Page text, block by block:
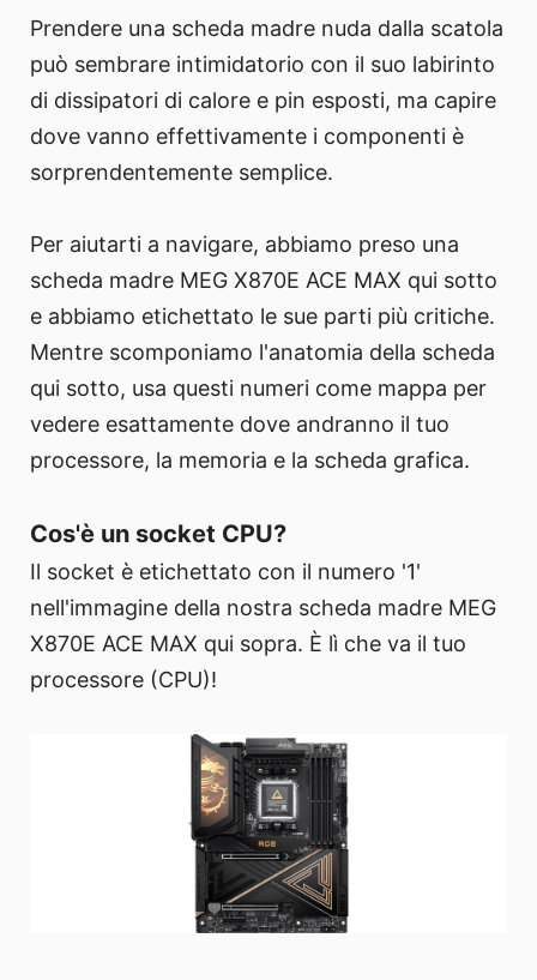
Prendere una scheda madre nuda dalla scatola
può sembrare intimidatorio con il suo labirinto
di dissipatori di calore e pin esposti, ma capire
dove vanno effettivamente i componenti è
sorprendentemente semplice.
Per aiutarti a navigare, abbiamo preso una
scheda madre MEG X870E ACE MAX qui sotto
e abbiamo etichettato le sue parti più critiche.
Mentre scomponiamo l'anatomia della scheda
qui sotto, usa questi numeri come mappa per
vedere esattamente dove andranno il tuo
processore, la memoria e la scheda grafica.
Cos'è un socket CPU?
Il socket è etichettato con il numero '1'
nell'immagine della nostra scheda madre MEG
X870E ACE MAX qui sopra. È lì che va il tuo
processore (CPU)!